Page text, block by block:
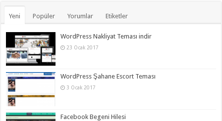
Yeni Popüler Yorumlar Etiketler
WordPress Nakliyat Teması indir
23 Ocak 2017
WordPress Şahane Escort Teması
3 Ocak 2017
Facebook Begeni Hilesi